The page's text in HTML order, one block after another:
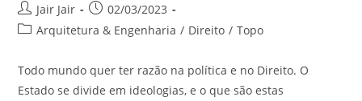
Jair Jair
02/03/2023
Arquitetura & Engenharia / Direito / Topo
Todo mundo quer ter razão na política e no Direito. O
Estado se divide em ideologias, e o que são estas